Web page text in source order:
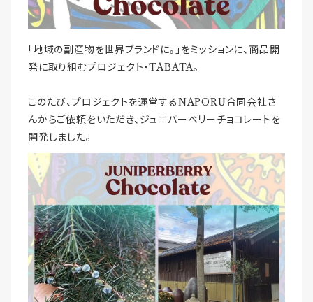
「地域の副産物を世界ブランドに。」をミッションに、商品開
発に取り組むプロジェクト・TABATA。
このたび、プロジェクトを運営するNAPORU合同会社さ
んからご依頼をいただき、ジュニパーベリーチョコレートを
開発しました。